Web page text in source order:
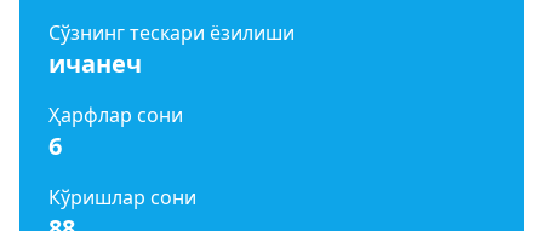
Сўзнинг тескари ёзилиши
ичанеч
Ҳарфлар сони
6
Кўришлар сони